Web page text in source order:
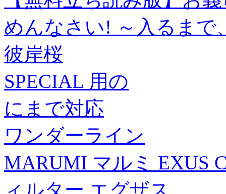
めんなさい! ～入るまで
彼岸桜
SPECIAL 用の
にまで対応
ワンダーライン
MARUMI マルミ EXUS